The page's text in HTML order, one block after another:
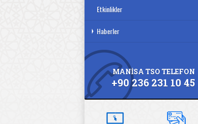
Etkinlikler
Haberler
MANİSA TSO TELEFON
+90 236 231 10 45